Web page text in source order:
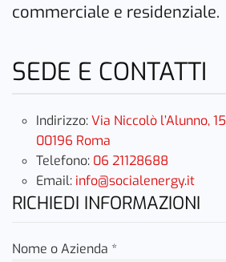
commerciale e residenziale.
SEDE E CONTATTI
Indirizzo:Via Niccolò l’Alunno, 15
00196 Roma
Telefono: 06 21128688
Email: info@socialenergy.it
RICHIEDI INFORMAZIONI
Nome o Azienda *